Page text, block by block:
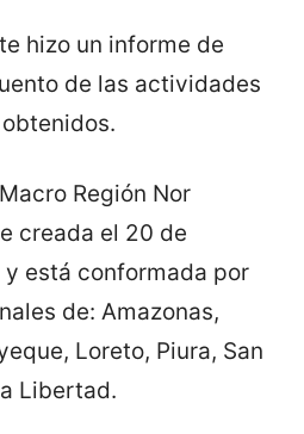
hizo un informe de
de las actividades
Región Nor
creada el 20 de
está conformada por
de: Amazonas,
Loreto, Piura, San
Libertad.